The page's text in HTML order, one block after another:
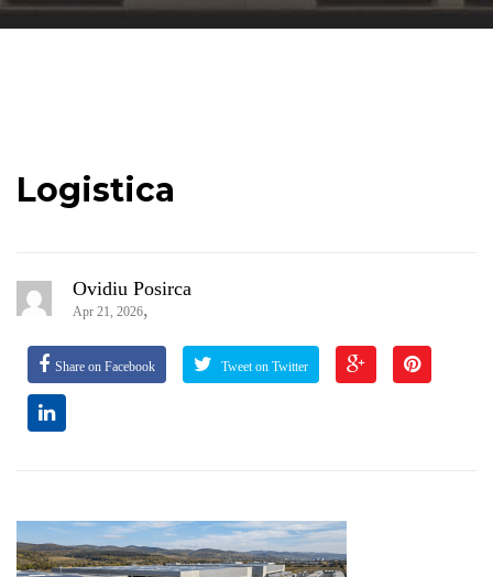
Logistica
Ovidiu Posirca
Apr 21, 2026,
Share on Facebook Tweet on Twitter